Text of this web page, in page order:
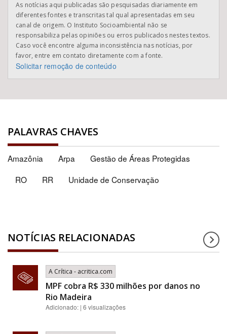
As notícias aqui publicadas são pesquisadas diariamente em
diferentes fontes e transcritas tal qual apresentadas em seu
canal de origem. O Instituto Socioambiental não se
responsabiliza pelas opiniões ou erros publicados nestes textos.
Caso você encontre alguma inconsistência nas notícias, por
favor, entre em contato diretamente com a fonte.
Solicitar remoção de conteúdo
PALAVRAS CHAVES
Amazônia Arpa
Gestão de Áreas Protegidas
RO
RR Unidade de Conservação
NOTÍCIAS RELACIONADAS
A Crítica - acritica.com
MPF cobra R$ 330 milhões por danos no
Rio Madeira
Adicionado: | 6 visualizações